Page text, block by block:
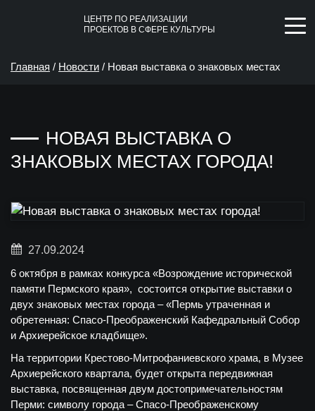
ЦЕНТР ПО РЕАЛИЗАЦИИ
ПРОЕКТОВ В СФЕРЕ КУЛЬТУРЫ
Главная / Новости / Новая выставка о знаковых местах
НОВАЯ ВЫСТАВКА О
ЗНАКОВЫХ МЕСТАХ ГОРОДА!
27.09.2024
6 октября в рамках конкурса «Возрождение исторической
памяти Пермского края», состоится открытие выставки о
двух знаковых местах города – «Пермь утраченная и
обретенная: Спасо-Преображенский Кафедральный Собор
и Архиерейское кладбище».
На территории Крестово-Митрофаниевского храма, в Музее
Архиерейского квартала, будет открыта передвижная
выставка, посвященная двум достопримечательностям
Перми: символу города – Спасо-Преображенскому